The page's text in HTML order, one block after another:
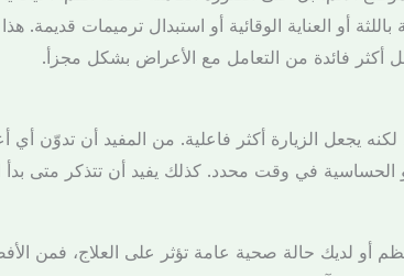
أو العناية الوقائية أو استبدال ترميمات قديمة.
أكثر فائدة من التعامل مع الأعراض بشكل مجزأ.
يجعل الزيارة أكثر فاعلية. من المفيد أن تدوّن
الحساسية في وقت محدد. كذلك يفيد أن تتذكر متى
أو لديك حالة صحية عامة تؤثر على العلاج، فمن